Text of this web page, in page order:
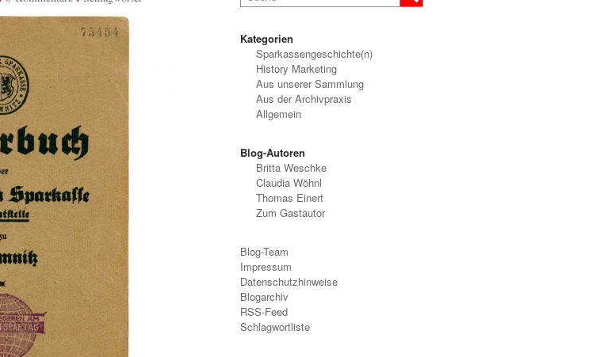
Kategorien
Sparkassengeschichte(n)
History Marketing
Aus unserer Sammlung
Aus der Archivpraxis
Allgemein
Blog-Autoren
Britta Weschke
Claudia Wöhnl
Thomas Einert
Zum Gastautor
Blog-Team
Impressum
Datenschutzhinweise
Blogarchiv
RSS-Feed
Schlagwortliste